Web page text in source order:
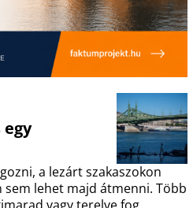
a lezárt szakaszokon
sem lehet majd átmenni. Több